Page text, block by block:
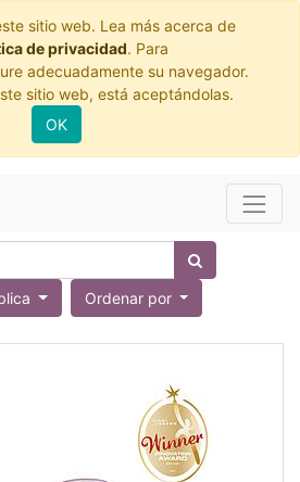
sitio web. Lea más acerca de
de privacidad. Para
adecuadamente su navegador.
sitio web, está aceptándolas.
OK
Ordenar por